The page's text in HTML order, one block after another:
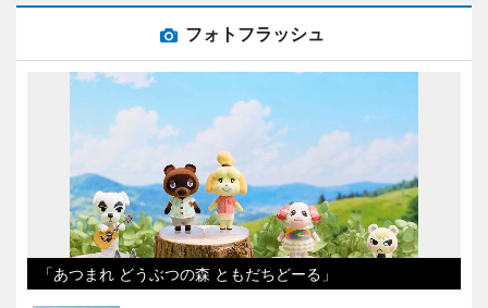
フォトフラッシュ
「あつまれ どうぶつの森 ともだちどーる」